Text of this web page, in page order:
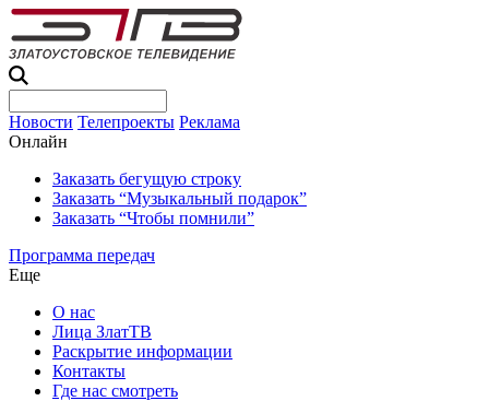
Новости Телепроекты Реклама
Онлайн
Заказать бегущую строку
Заказать “Музыкальный подарок”
Заказать “Чтобы помнили”
Программа передач
Еще
О нас
Лица ЗлатТВ
Раскрытие информации
Контакты
Где нас смотреть